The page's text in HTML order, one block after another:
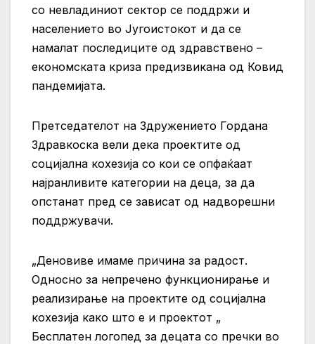
со невладиниот сектор се поддржи и
населението во Југоистокот и да се
намалат последиците од здравствено –
економската криза предизвикана од Ковид
пандемијата.
Претседателот на Здружението Гордана
Здравкоска вели дека проектите од
социјална кохезија со кои се опфаќаат
најранливите категории на деца, за да
опстанат пред се зависат од надворешни
поддржувачи.
„Деновиве имаме причина за радост.
Односно за непречено функционирање и
реализирање на проектите од социјална
кохезија како што е и проектот „
Бесплатен логопед за децата со пречки во